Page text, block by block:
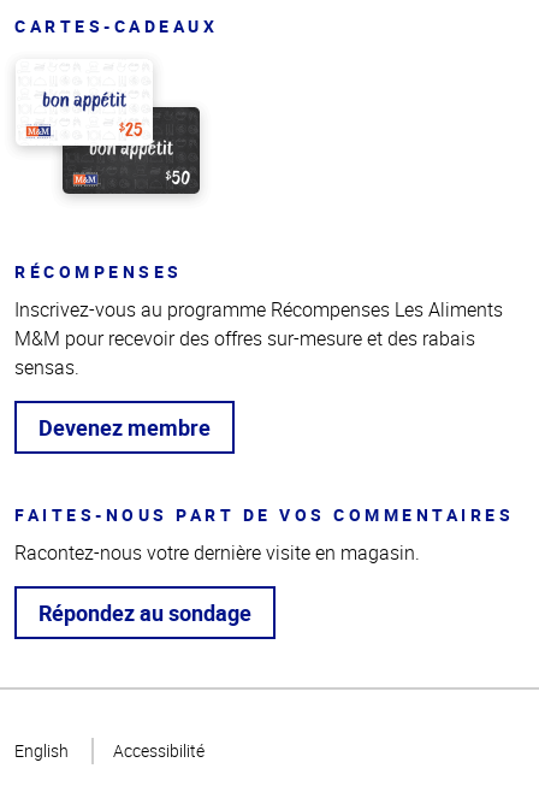
CARTES-CADEAUX
RÉCOMPENSES
Inscrivez-vous au programme Récompenses Les Aliments
M&M pour recevoir des offres sur-mesure et des rabais
sensas.
Devenez membre
FAITES-NOUS PART DE VOS COMMENTAIRES
Racontez-nous votre dernière visite en magasin.
Répondez au sondage
page
English Accessibilité